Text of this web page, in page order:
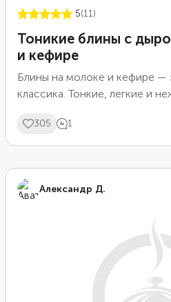
5(11)
Тоникие блины с
и кефире
Блины на молоке и кефире —
классика. Тонкие, легкие и
что их можно сделать очень
жарится на сковороде, на
305 1
Александр Д.